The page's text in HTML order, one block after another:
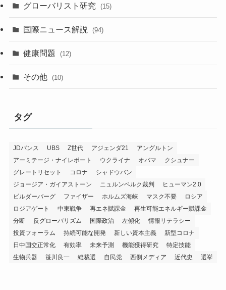
グローバリスト研究 (15)
国際ニュース解説 (94)
健康問題 (12)
その他 (10)
タグ
JDバンス UBS Z世代 アジェンダ21
アングルトン
アーミテージ・ナイレポート
ウクライナ オバマ
クシュナー
グレートリセット
コロナ
シャドウバン
ジョージア・ガイアストーン
ニュルンベルク裁判
ヒューマン2.0
ビルダーバーグ
ファイザー ホルムズ海峡 マスク不要
ロシア
ロジアゲート
中東戦争 再エネ賦課金
再生可能エネルギー賦課金
分断
反グローバリズム 国際政治 左傾化
情報リテラシー
投資フォーラム
持続可能な開発 新しい資本主義
新型コロナ
日中国交正常化
有効率 未来予測 機能獲得研究
特定技能
生物兵器
笹川良一 総裁選 自民党 西側メディア 近代史 選挙